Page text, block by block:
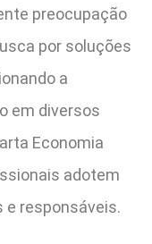
preocupação
por soluções
a
em diversos
Economia
adotem
responsáveis.